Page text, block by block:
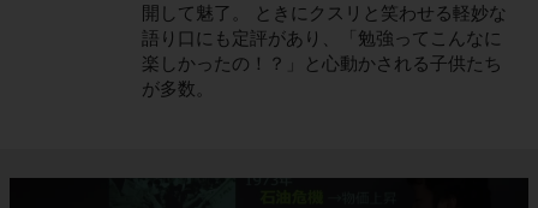
開して魅了。 ときにクスリと笑わせる軽妙な
語り口にも定評があり、「勉強ってこんなに
楽しかったの！？」と心動かされる子供たち
が多数。